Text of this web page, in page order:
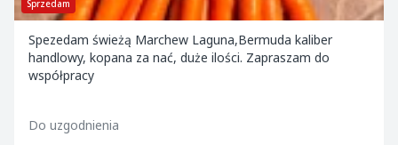
Sprzedam
Spezedam świeżą Marchew Laguna,Bermuda kaliber
handlowy, kopana za nać, duże ilości. Zapraszam do
współpracy
Do uzgodnienia